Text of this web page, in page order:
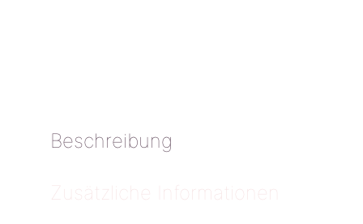
Beschreibung
Zusätzliche Informationen